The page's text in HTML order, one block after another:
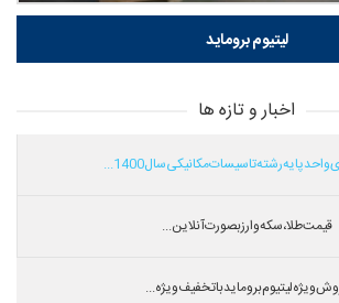
لیتیوم بروماید
اخبار و تازه ها
پایه رشته تاسیسات مکانیکی سال 1400...
قیمت طلا،سکه و ارز بصورت آنلاین...
ویژه لیتیوم بروماید با تخفیف ویژه...